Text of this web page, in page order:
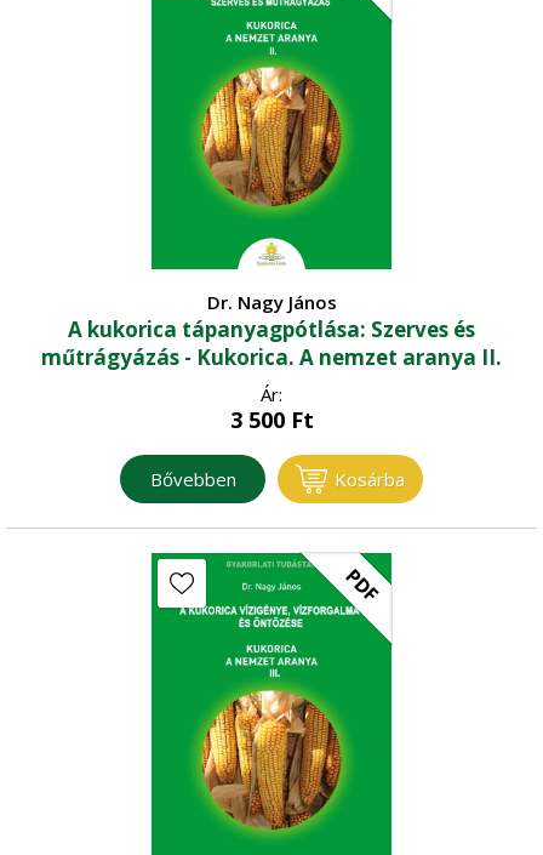
Dr. Nagy János
A kukorica tápanyagpótlása: Szerves és
műtrágyázás - Kukorica. A nemzet aranya II.
Ár:
3 500Ft
Bővebben Kosárba
PDF